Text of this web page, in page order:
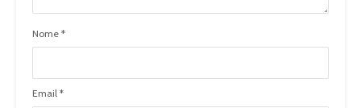
Nome *
Email *